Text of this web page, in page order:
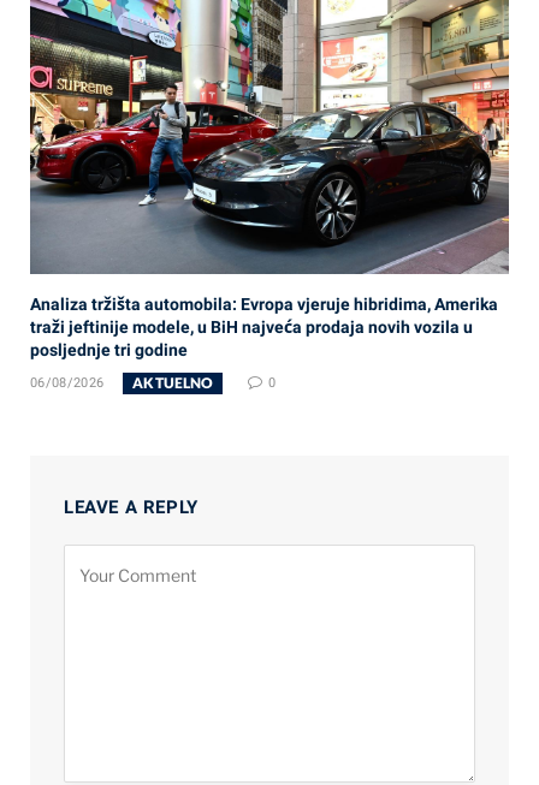
Analiza tržišta automobila: Evropa vjeruje hibridima, Amerika
traži jeftinije modele, u BiH najveća prodaja novih vozila u
posljednje tri godine
06/08/2026 AKTUELNO 0
LEAVE A REPLY